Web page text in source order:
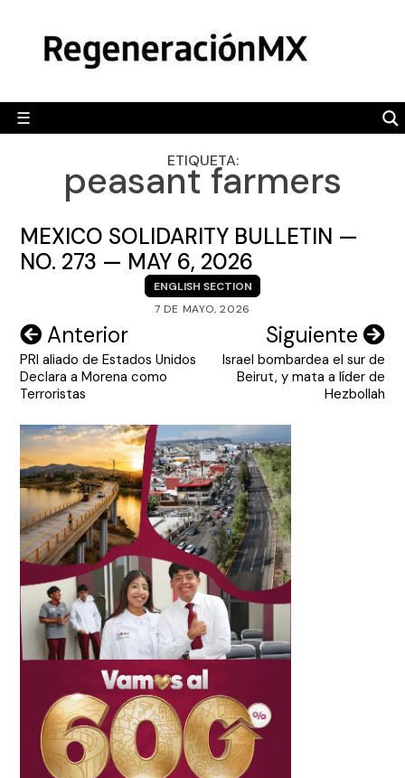
content
☰
POLÍTICA
CAMALEÓN
OPINIÓN
ENGLISH SECTION
VIDEOS
ETIQUETA:
peasant farmers
MEXICO SOLIDARITY BULLETIN —
NO. 273 — MAY 6, 2026
ENGLISH SECTION
7 DE MAYO, 2026
Navegación
de
entradas
Anterior
PRI aliado de Estados Unidos
Declara a Morena como
Terroristas
Siguiente
Israel bombardea el sur de
Beirut, y mata a líder de
Hezbollah